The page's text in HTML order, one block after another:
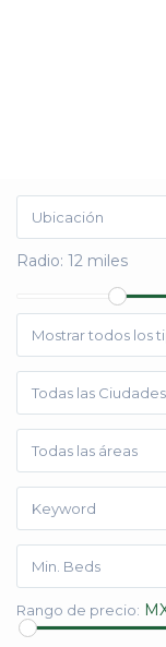
Radio: 12 miles
Mostrar todos los
Todas las Ciudades
Todas las áreas
Min. Beds
Rango de precio: